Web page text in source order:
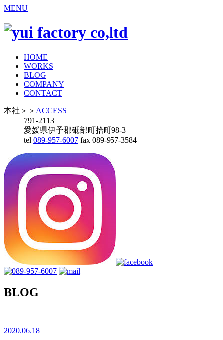
MENU
HOME
WORKS
BLOG
COMPANY
CONTACT
本社 ＞＞ ACCESS
791-2113
愛媛県伊予郡砥部町拾町98-3
tel 089-957-6007 fax 089-957-3584
BLOG
2020.06.18